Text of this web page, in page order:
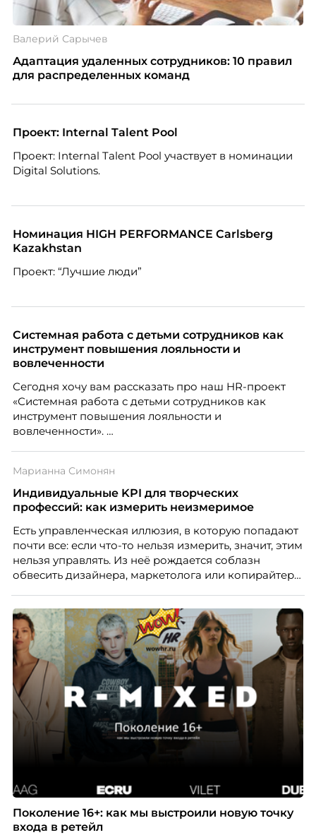
Валерий Сарычев
Адаптация удаленных сотрудников: 10 правил
для распределенных команд
Проект: Internal Talent Pool
Проект: Internal Talent Pool участвует в номинации
Digital Solutions.
Номинация HIGH PERFORMANCE Carlsberg
Kazakhstan
Проект: “Лучшие люди”
Системная работа с детьми сотрудников как
инструмент повышения лояльности и
вовлеченности
Сегодня хочу вам рассказать про наш HR-проект
«Системная работа с детьми сотрудников как
инструмент повышения лояльности и
вовлеченности».
Марианна Симонян
Индивидуальные KPI для творческих
профессий: как измерить неизмеримое
Есть управленческая иллюзия, в которую попадают
почти все: если что-то нельзя измерить, значит, этим
нельзя управлять. Из неё рождается соблазн
обвесить дизайнера, маркетолога или копирайтера
Проблема в том, что так мы измеряем не ценность,
а движение. А творческая работа — это тот редкий
случай, где движение и результат могут не
совпадать вовсе.
Поколение 16+: как мы выстроили новую точку
входа в ретейл